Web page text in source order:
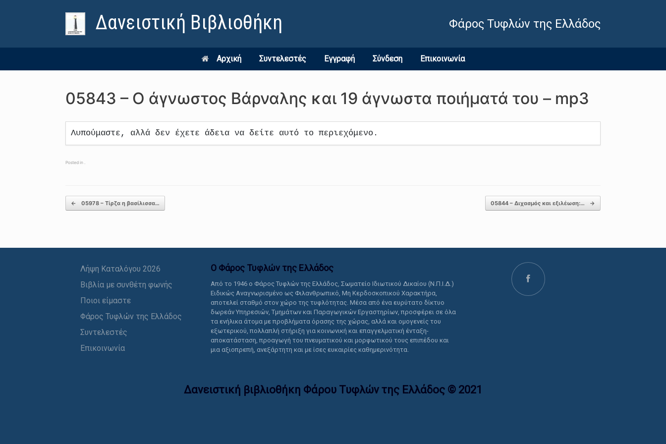
Δανειστική Βιβλιοθήκη Φάρος Τυφλών της Ελλάδος
Αρχική Συντελεστές Εγγραφή Σύνδεση Επικοινωνία
05843 – Ο άγνωστος Βάρναλης και 19 άγνωστα ποιήματά του – mp3
Λυπούμαστε, αλλά δεν έχετε άδεια να δείτε αυτό το περιεχόμενο.
Posted in .
Post navigation
← 05978 – Τίρζα η βασίλισσα… 05844 – Διχασμός και εξιλέωση:… →
Λήψη Καταλόγου 2026
Βιβλία με συνθέτη φωνής
Ποιοι είμαστε
Φάρος Τυφλών της Ελλάδος
Συντελεστές
Επικοινωνία
Ο Φάρος Τυφλών της Ελλάδoς
Από το 1946 ο Φάρος Τυφλών της Ελλάδος, Σωματείο Ιδιωτικού Δικαίου (Ν.Π.Ι.Δ.)
Ειδικώς Αναγνωρισμένο ως Φιλανθρωπικό, Μη Κερδοσκοπικού Χαρακτήρα,
αποτελεί σταθμό στον χώρο της τυφλότητας. Μέσα από ένα ευρύτατο δίκτυο
δωρεάν Υπηρεσιών, Τμημάτων και Παραγωγικών Εργαστηρίων, προσφέρει σε όλα
τα ενήλικα άτομα με προβλήματα όρασης της χώρας, αλλά και ομογενείς του
εξωτερικού, πολλαπλή στήριξη για κοινωνική και επαγγελματική ένταξη-
αποκατάσταση, προαγωγή του πνευματικού και μορφωτικού τους επιπέδου και
μια αξιοπρεπή, ανεξάρτητη και με ίσες ευκαιρίες καθημερινότητα.
Δανειστική βιβλιοθήκη Φάρου Τυφλών της Ελλάδoς © 2021